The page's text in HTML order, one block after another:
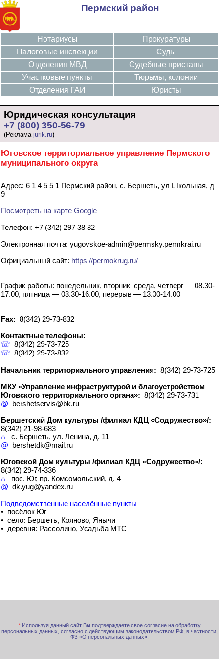
Пермский район
Нотариусы
Налоговые инспекции
Отделения МВД
Участковые пункты
Отделения ГАИ
Прокуратуры
Суды
Судебные приставы
Тюрьмы, колонии
Юристы
Юридическая консультация
+7 (800) 350-56-79
(Реклама jurik.ru)
Юговское территориальное управление Пермского
муниципального округа
Адрес: 6 1 4 5 5 1 Пермский район, с. Бершеть, ул Школьная, д
9
Посмотреть на карте Google
Телефон: +7 (342) 297 38 32
Электронная почта: yugovskoe-admin@permsky.permkrai.ru
Официальный сайт: https://permokrug.ru/
График работы: понедельник, вторник, среда, четверг — 08.30-
17.00, пятница — 08.30-16.00, перерыв — 13.00-14.00
Fax: 8(342) 29-73-832
Контактные телефоны:
☏ 8(342) 29-73-725
☏ 8(342) 29-73-832
Начальник территориального управления: 8(342) 29-73-725
МКУ «Управление инфраструктурой и благоустройством
Юговского территориального органа»: 8(342) 29-73-731
@ bershetservis@bk.ru
Бершетский Дом культуры /филиал КДЦ «Содружество»/:
8(342) 21-98-683
⌂ с. Бершеть, ул. Ленина, д. 11
@ bershetdk@mail.ru
Юговской Дом культуры /филиал КДЦ «Содружество»/:
8(342) 29-74-336
⌂ пос. Юг, пр. Комсомольский, д. 4
@ dk.yug@yandex.ru
Подведомственные населённые пункты
• посёлок Юг
• село: Бершеть, Кояново, Янычи
• деревня: Рассолино, Усадьба МТС
* Используя данный сайт Вы подтверждаете свое согласие на обработку
персональных данных, согласно с действующим законодательством РФ, в частности,
ФЗ «О персональных данных».